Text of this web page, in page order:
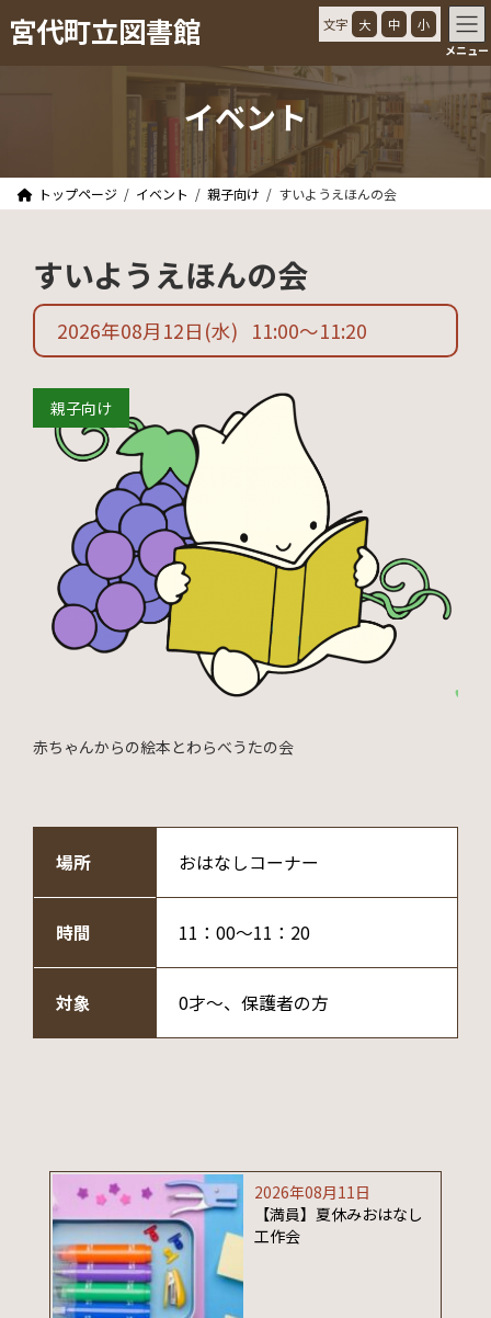
ン
プ
ビ
動
宮代町立図書館 文字 大 中 小
メニュー
イベント
トップページ イベント 親子向け すいようえほんの会
すいようえほんの会
2026年08月12日 (水) 11:00〜11:20
親子向け
赤ちゃんからの絵本とわらべうたの会
場所 おはなしコーナー
時間 11：00～11：20
対象 0才～、保護者の方
2026年08月11日
【満員】夏休みおはなし
工作会